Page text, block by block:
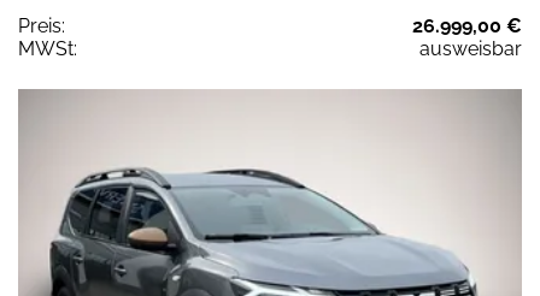
Preis:
26.999,00 €
MWSt:
ausweisbar